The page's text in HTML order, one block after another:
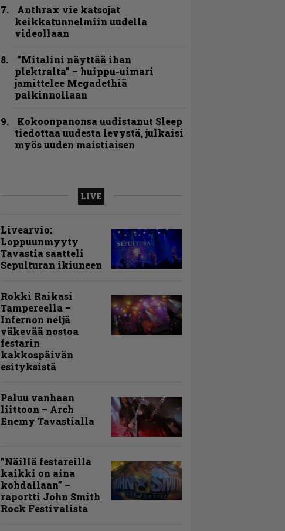
Anthrax vie katsojat
keikkatunnelmiin uudella
videollaan
”Mitalini näyttää ihan
plektralta” – huippu-uimari
jamittelee Megadethiä
palkinnollaan
Kokoonpanonsa uudistanut Sleep
tiedottaa uudesta levystä, julkaisi
myös uuden maistiaisen
LIVE
Livearvio:
Loppuunmyyty
Tavastia saatteli
Sepulturan ikiuneen
Rokki Raikasi
Tampereella –
Infernon neljä
väkevää nostoa
festarin
kakkospäivän
esityksistä
Paluu vanhaan
liittoon – Arch
Enemy Tavastialla
”Näillä festareilla
kaikki on aina
kohdallaan” –
raportti John Smith
Rock Festivalista